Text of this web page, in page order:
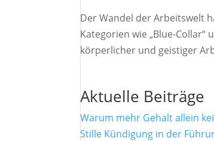
Der Wandel der Arbeitswelt
Kategorien wie „Blue-Collar“
körperlicher und geistiger
Aktuelle Beiträge
Warum mehr Gehalt allein
Stille Kündigung in der